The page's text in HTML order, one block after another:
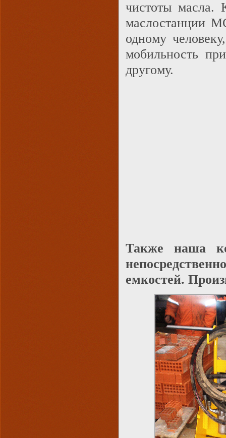
чистоты масла.
маслостанции
одному
мобильность
другому.
Также наша
емкостей.